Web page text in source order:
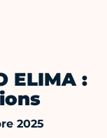
ELIMA :
2025